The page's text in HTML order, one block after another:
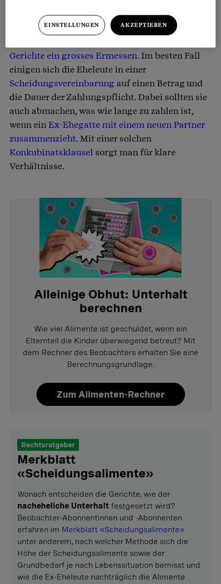
Es gibt keine gesetzlich festgelegten Tarife für
Gerichte ein grosses Ermessen. Im besten Fall
einigen sich die Eheleute in einer
Scheidungsvereinbarung auf einen Betrag und
die Dauer der Zahlungspflicht. Dabei sollten sie
auch abmachen, was wie lange zu zahlen ist,
wenn ein Ex-Ehegatte mit einem neuen Partner
zusammenzieht. Mit einer solchen
Konkubinatsklausel sorgt man für klare
Verhältnisse.
Alleinige Obhut: Unterhalt
berechnen
Wie viel Alimente ist geschuldet, wenn ein
Elternteil die Kinder überwiegend betreut? Mit
dem Rechner des Beobachters erhalten Sie eine
Berechnungsgrundlage.
Zum Alimenten-Rechner
Rechtsratgeber
Merkblatt
«Scheidungsalimente»
Wonach entscheiden die Gerichte, wie der
nacheheliche Unterhalt festgesetzt wird?
Beobachter-Abonnentinnen und -Abonnenten
erfahren im Merkblatt «Scheidungsalimente»
unter anderem, nach welcher Methode sich die
Höhe der Scheidungsalimente sowie der
Grundbedarf je nach Lebenssituation bemisst und
wie die Ex-Eheleute nachträglich die Alimente
EINSTELLUNGEN AKZEPTIEREN